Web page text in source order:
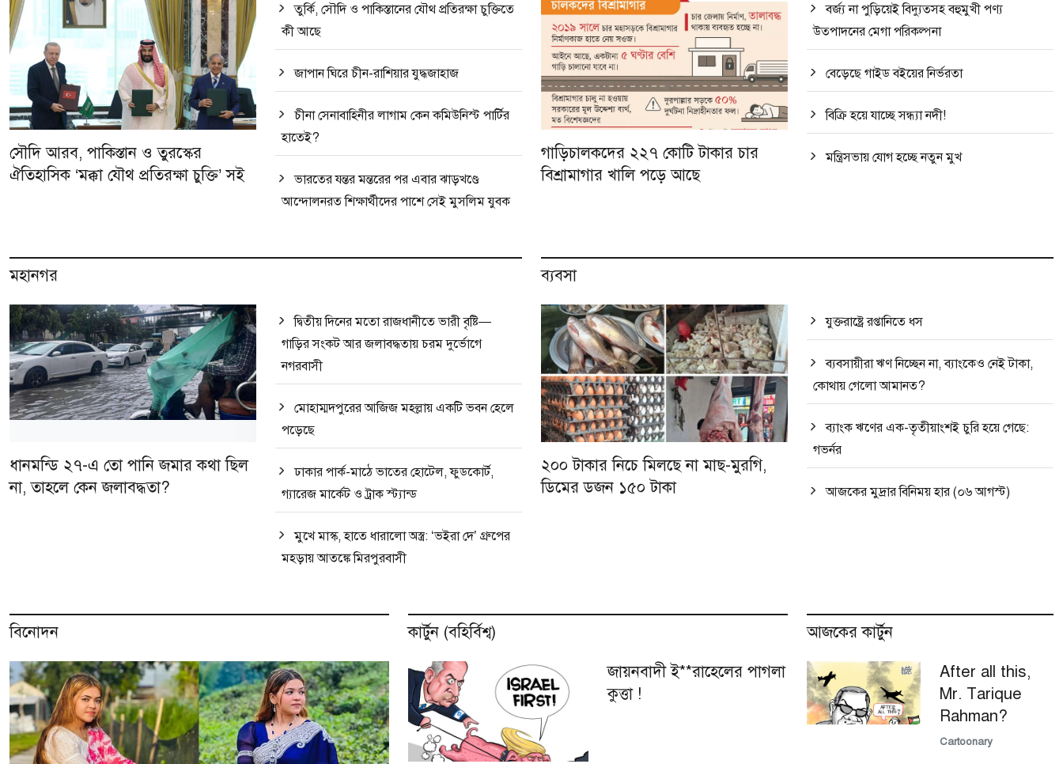
সৌদি আরব, পাকিস্তান ও তুরস্কের
ঐতিহাসিক ‘মক্কা যৌথ প্রতিরক্ষা চুক্তি’ সই
তুর্কি, সৌদি ও পাকিস্তানের যৌথ প্রতিরক্ষা চুক্তিতে
কী আছে
জাপান ঘিরে চীন-রাশিয়ার যুদ্ধজাহাজ
চীনা সেনাবাহিনীর লাগাম কেন কমিউনিস্ট পার্টির
হাতেই?
ভারতের যন্তর মন্তরের পর এবার ঝাড়খণ্ডে
আন্দোলনরত শিক্ষার্থীদের পাশে সেই মুসলিম যুবক
গাড়িচালকদের ২২৭ কোটি টাকার চার
বিশ্রামাগার খালি পড়ে আছে
বর্জ্য না পুড়িয়েই বিদ্যুত্সহ বহুমুখী পণ্য
উত্পাদনের মেগা পরিকল্পনা
বেড়েছে গাইড বইয়ের নির্ভরতা
বিক্রি হয়ে যাচ্ছে সন্ধ্যা নদী!
মন্ত্রিসভায় যোগ হচ্ছে নতুন মুখ
মহানগর
ধানমন্ডি ২৭-এ তো পানি জমার কথা ছিল
না, তাহলে কেন জলাবদ্ধতা?
দ্বিতীয় দিনের মতো রাজধানীতে ভারী বৃষ্টি—
গাড়ির সংকট আর জলাবদ্ধতায় চরম দুর্ভোগে
নগরবাসী
মোহাম্মদপুরের আজিজ মহল্লায় একটি ভবন হেলে
পড়েছে
ঢাকার পার্ক-মাঠে ভাতের হোটেল, ফুডকোর্ট,
গ্যারেজ মার্কেট ও ট্রাক স্ট্যান্ড
মুখে মাস্ক, হাতে ধারালো অস্ত্র: ‘ভইরা দে’ গ্রুপের
মহড়ায় আতঙ্কে মিরপুরবাসী
ব্যবসা
২০০ টাকার নিচে মিলছে না মাছ-মুরগি,
ডিমের ডজন ১৫০ টাকা
যুক্তরাষ্ট্রে রপ্তানিতে ধস
ব্যবসায়ীরা ঋণ নিচ্ছেন না, ব্যাংকেও নেই টাকা,
কোথায় গেলো আমানত?
ব্যাংক ঋণের এক-তৃতীয়াংশই চুরি হয়ে গেছে:
গভর্নর
আজকের মুদ্রার বিনিময় হার (০৬ আগস্ট)
বিনোদন
কার্টুন (বহির্বিশ্ব)
জায়নবাদী ই**রাহেলের পাগলা
কুত্তা !
আজকের কার্টুন
After all this,
Mr. Tarique
Rahman?
Cartoonary